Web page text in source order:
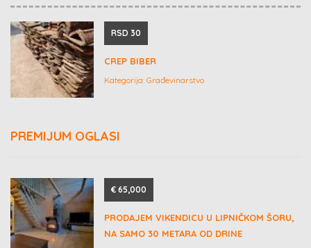
RSD 30
CREP BIBER
Kategorija: Građevinarstvo
PREMIJUM OGLASI
€ 65,000
PRODAJEM VIKENDICU U LIPNIČKOM ŠORU,
NA SAMO 30 METARA OD DRINE